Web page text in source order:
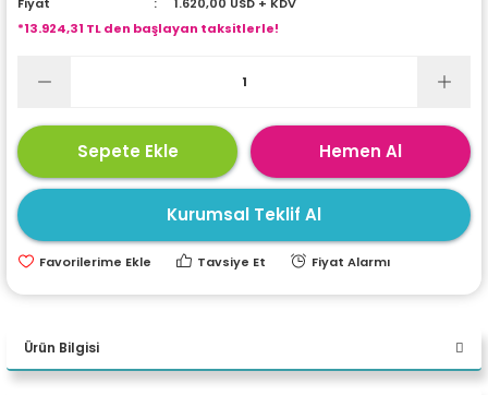
Ürünleri
Akseuarları
*13.924,31 TL den başlayan taksitlerle!
Sepete Ekle Hemen Al
Kurumsal Teklif Al
Tavsiye Et Fiyat Alarmı
Ürün Bilgisi